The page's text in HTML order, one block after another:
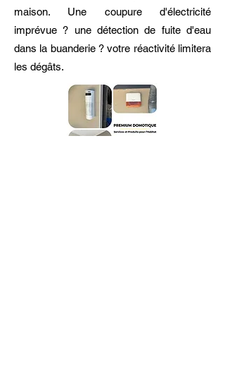
maison. Une coupure d'électricité
imprévue ? une détection de fuite d'eau
dans la buanderie ? votre réactivité limitera
les dégâts.